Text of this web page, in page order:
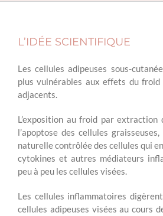
L’IDÉE SCIENTIFIQUE
Les cellules adipeuses sous-
plus vulnérables aux effets du
adjacents.
L’exposition au froid par extraction
l’apoptose des cellules
naturelle contrôlée des cellules qui
cytokines et autres médiateurs
peu à peu les cellules visées.
Les cellules inflammatoires
cellules adipeuses visées au cours